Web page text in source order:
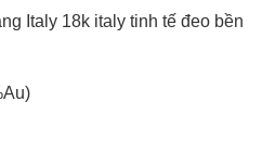
Italy 18k italy tinh tế đeo bền